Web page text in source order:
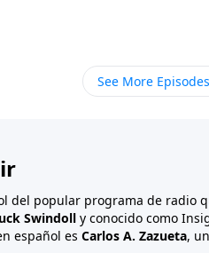
dicha a diferentes
nos enseñará que el amor
See More Episodes
del popular programa de radio
Swindoll y conocido como
español es Carlos A. Zazueta,